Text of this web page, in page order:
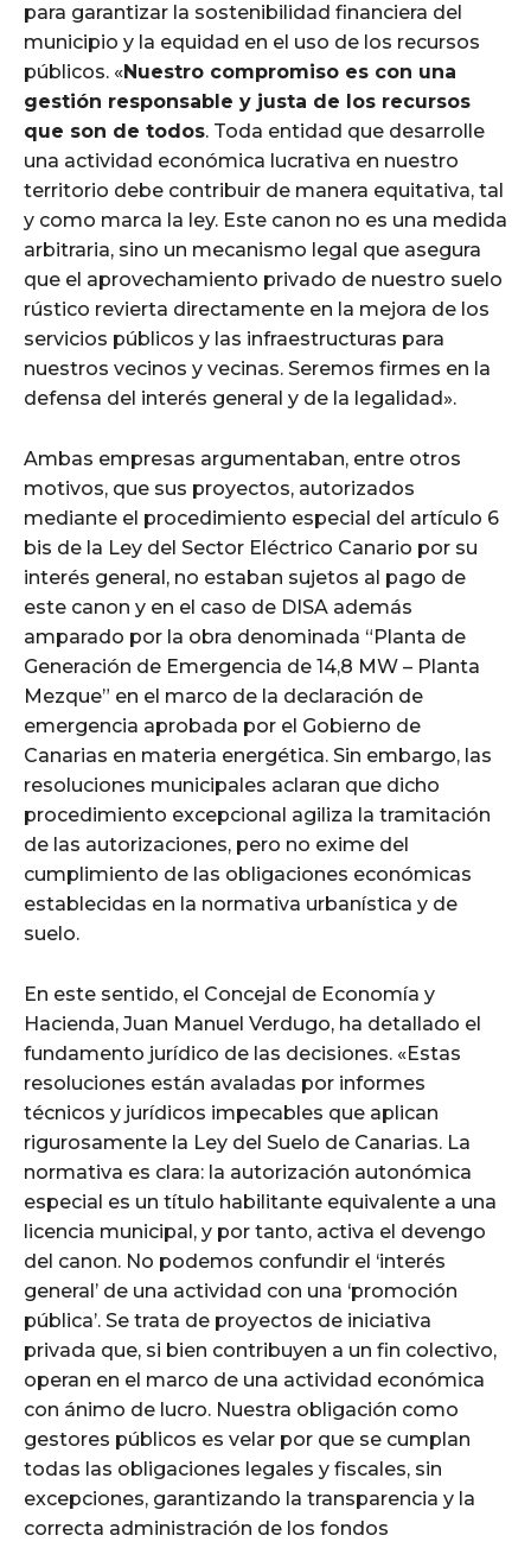
para garantizar la sostenibilidad financiera del
municipio y la equidad en el uso de los recursos
públicos. «Nuestro compromiso es con una
gestión responsable y justa de los recursos
que son de todos. Toda entidad que desarrolle
una actividad económica lucrativa en nuestro
territorio debe contribuir de manera equitativa, tal
y como marca la ley. Este canon no es una medida
arbitraria, sino un mecanismo legal que asegura
que el aprovechamiento privado de nuestro suelo
rústico revierta directamente en la mejora de los
servicios públicos y las infraestructuras para
nuestros vecinos y vecinas. Seremos firmes en la
defensa del interés general y de la legalidad».
Ambas empresas argumentaban, entre otros
motivos, que sus proyectos, autorizados
mediante el procedimiento especial del artículo 6
bis de la Ley del Sector Eléctrico Canario por su
interés general, no estaban sujetos al pago de
este canon y en el caso de DISA además
amparado por la obra denominada “Planta de
Generación de Emergencia de 14,8 MW – Planta
Mezque” en el marco de la declaración de
emergencia aprobada por el Gobierno de
Canarias en materia energética. Sin embargo, las
resoluciones municipales aclaran que dicho
procedimiento excepcional agiliza la tramitación
de las autorizaciones, pero no exime del
cumplimiento de las obligaciones económicas
establecidas en la normativa urbanística y de
suelo.
En este sentido, el Concejal de Economía y
Hacienda, Juan Manuel Verdugo, ha detallado el
fundamento jurídico de las decisiones. «Estas
resoluciones están avaladas por informes
técnicos y jurídicos impecables que aplican
rigurosamente la Ley del Suelo de Canarias. La
normativa es clara: la autorización autonómica
especial es un título habilitante equivalente a una
licencia municipal, y por tanto, activa el devengo
del canon. No podemos confundir el ‘interés
general’ de una actividad con una ‘promoción
pública’. Se trata de proyectos de iniciativa
privada que, si bien contribuyen a un fin colectivo,
operan en el marco de una actividad económica
con ánimo de lucro. Nuestra obligación como
gestores públicos es velar por que se cumplan
todas las obligaciones legales y fiscales, sin
excepciones, garantizando la transparencia y la
correcta administración de los fondos